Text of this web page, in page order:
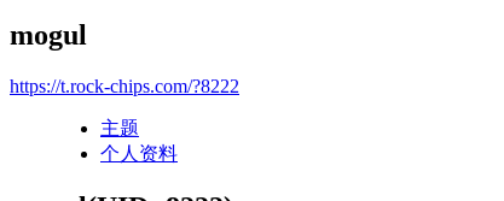
mogul
https://t.rock-chips.com/?8222
主题
个人资料